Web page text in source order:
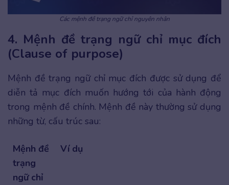
Các mệnh đề trạng ngữ chỉ nguyên nhân
4. Mệnh đề trạng ngữ chỉ mục đích
(Clause of purpose)
Mệnh đề trạng ngữ chỉ mục đích được sử dụng để
diễn tả mục đích muốn hướng tới của hành động
trong mệnh đề chính. Mệnh đề này thường sử dụng
những từ, cấu trúc sau:
Mệnh đề
trạng
ngữ chỉ
Ví dụ